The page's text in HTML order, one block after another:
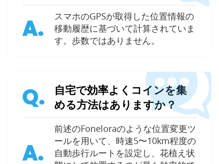
A.
スマホのGPSが取得した位置情報の
移動履歴に基づいて計算されていま
す。歩数ではありません。
Q.
自宅で効率よくコインを集
める方法はありますか？
A.
前述のFoneloraのような位置変更ツ
ールを用いて、時速5〜10km程度の
自動歩行ルートを設定し、花植え状